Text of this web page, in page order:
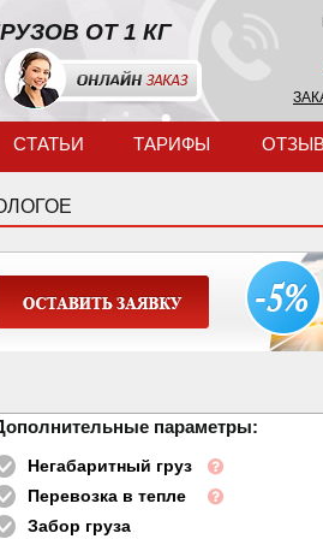
ОТ 1 КГ
СТАТЬИ ТАРИФЫ
параметры:
Негабаритный груз
Перевозка в тепле
Забор груза